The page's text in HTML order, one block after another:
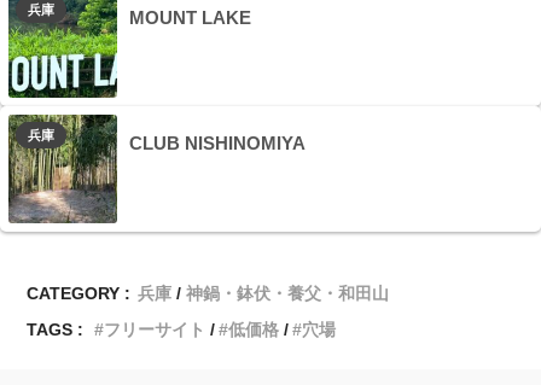
MOUNT LAKE
兵庫
CLUB NISHINOMIYA
兵庫
CATEGORY : 兵庫
神鍋・鉢伏・養父・和田山
TAGS :
フリーサイト 低価格 穴場